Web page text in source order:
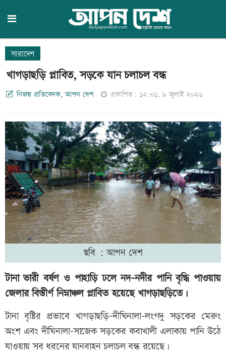
সারাদেশ
খাগড়াছড়ি প্লাবিত, সড়কে যান চলাচল বন্ধ
নিজস্ব প্রতিবেদক, আপন দেশ প্রকাশিত: ১২:০১, ৯ জুলাই ২০২৬
ছবি : আপন দেশ
টানা ভারী বর্ষণ ও পাহাড়ি ঢলে নদ-নদীর পানি বৃদ্ধি পাওয়ায়
জেলার বিস্তীর্ণ নিম্নাঞ্চল প্লাবিত হয়েছে খাগড়াছড়িতে।
টানা বৃষ্টির প্রভাবে খাগড়াছড়ি-দীঘিনালা-লংগদু সড়কের মেরুং
অংশ এবং দীঘিনালা-সাজেক সড়কের কবাখালী এলাকায় পানি উঠে
যাওয়ায় সব ধরনের যানবাহন চলাচল বন্ধ রয়েছে।